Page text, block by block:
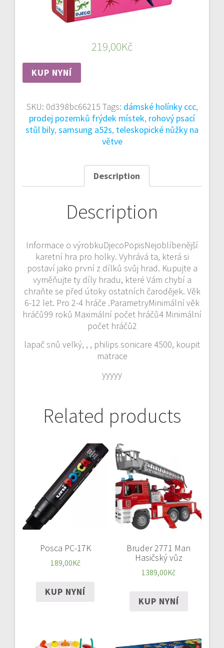
219,00Kč
KUP NYNÍ
SKU: 0d398bc66215 Tags: dámské holínky ccc,
prodej pozemků frýdek místek, rohový psací
stůl bily, samsung a52s, teleskopické nůžky na
větve
Description
Description
Informace o výrobkuDjecoPopisNejoblíbenější
karetní hra pro holky. Vyhrává ta, která si
postaví jako první z dílků svůj hrad. Kupujte a
vyměňujte ty díly hradu, které Vám chybí a
chraňte se před útoky ostatních čarodějek. Věk
6-12 let. Pro 2-4 hráče .ParametryMinimální věk
hráčů99 roků Maximální počet hráčů4 Minimální
počet hráčů2
lapač snů velký, , , philips sonicare 4500, koupit
matrace
yyyyy
Related products
Posca PC-17K
189,00Kč
KUP NYNÍ
Bruder 2771 Man
Hasičský vůz
1389,00Kč
KUP NYNÍ